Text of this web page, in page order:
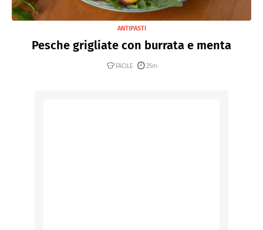
ANTIPASTI
Pesche grigliate con burrata e menta
FACILE 25m